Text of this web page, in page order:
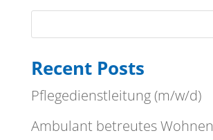
Recent Posts
Pflegedienstleitung (m/w/d)
Ambulant betreutes Wohnen